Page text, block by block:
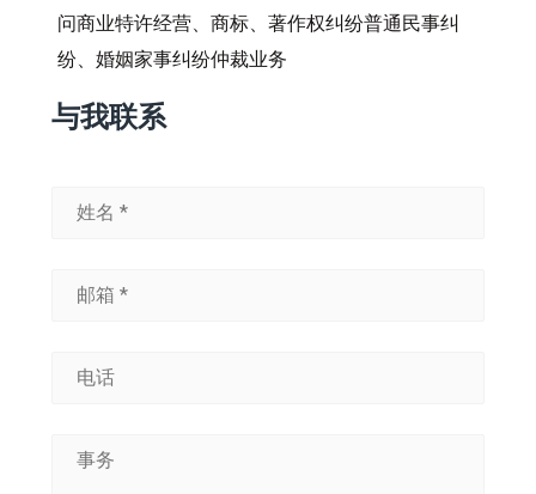
问商业特许经营、商标、著作权纠纷普通民事纠
纷、婚姻家事纠纷仲裁业务
与我联系